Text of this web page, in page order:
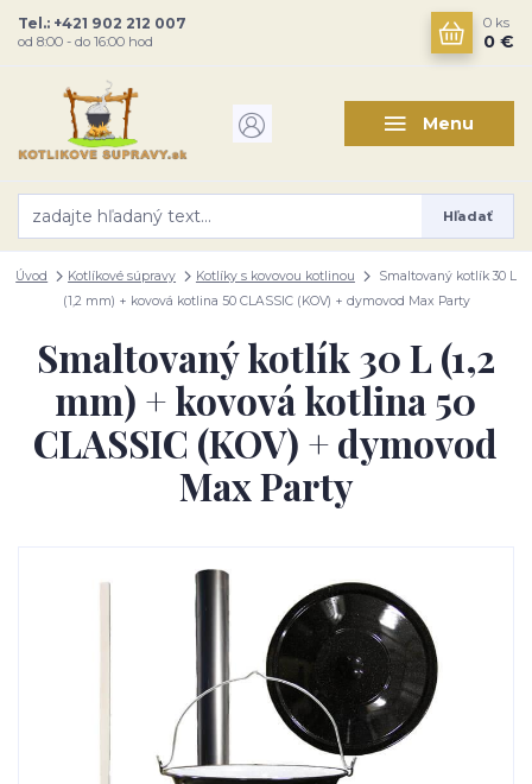
Menu
Hľadať
Tel.: +421 902 212 007
od 8:00 - do 16:00 hod
0 ks
0 €
Úvod Kotlíkové súpravy Kotlíky s kovovou kotlinou
Smaltovaný kotlík 30 L
(1,2 mm) + kovová kotlina 50 CLASSIC (KOV) + dymovod Max Party
Smaltovaný kotlík 30 L (1,2
mm) + kovová kotlina 50
CLASSIC (KOV) + dymovod
Max Party